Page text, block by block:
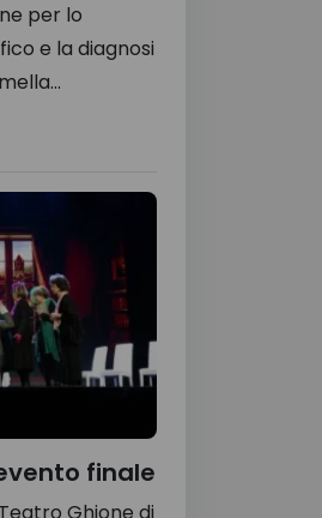
per lo
e la diagnosi
finale
Ghione di